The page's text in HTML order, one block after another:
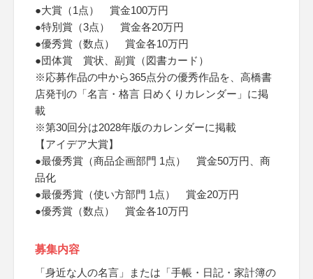
●大賞（1点） 賞金100万円
●特別賞（3点） 賞金各20万円
●優秀賞（数点） 賞金各10万円
●団体賞 賞状、副賞（図書カード）
※応募作品の中から365点分の優秀作品を、高橋書
店発刊の「名言・格言 日めくりカレンダー」に掲
載
※第30回分は2028年版のカレンダーに掲載
【アイデア大賞】
●最優秀賞（商品企画部門 1点） 賞金50万円、商
品化
●最優秀賞（使い方部門 1点） 賞金20万円
●優秀賞（数点） 賞金各10万円
募集内容
「身近な人の名言」または「手帳・日記・家計簿の